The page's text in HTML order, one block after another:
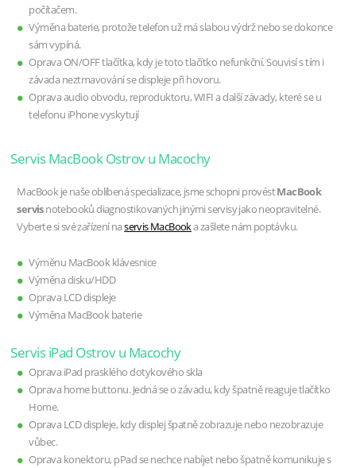
počítačem.
Výměna baterie, protože telefon už má slabou výdrž nebo se dokonce
sám vypíná.
Oprava ON/OFF tlačítka, kdy je toto tlačítko nefunkční. Souvisí s tím i
závada neztmavování se displeje při hovoru.
Oprava audio obvodu, reproduktoru, WIFI a další závady, které se u
telefonu iPhone vyskytují
Servis MacBook Ostrov u Macochy
MacBook je naše oblíbená specializace, jsme schopni provéstMacBook
servisnotebooků diagnostikovaných jinými servisy jako neopravitelné.
Vyberte si své zařízení naservis MacBooka zašlete nám poptávku.
Výměnu MacBook klávesnice
Výměna disku/HDD
Oprava LCD displeje
Výměna MacBook baterie
Servis iPad Ostrov u Macochy
Oprava iPad prasklého dotykového skla
Oprava home buttonu. Jedná se o závadu, kdy špatně reaguje tlačítko
Home.
Oprava LCD displeje, kdy displej špatně zobrazuje nebo nezobrazuje
vůbec.
Oprava konektoru, pPad se nechce nabíjet nebo špatně komunikuje s